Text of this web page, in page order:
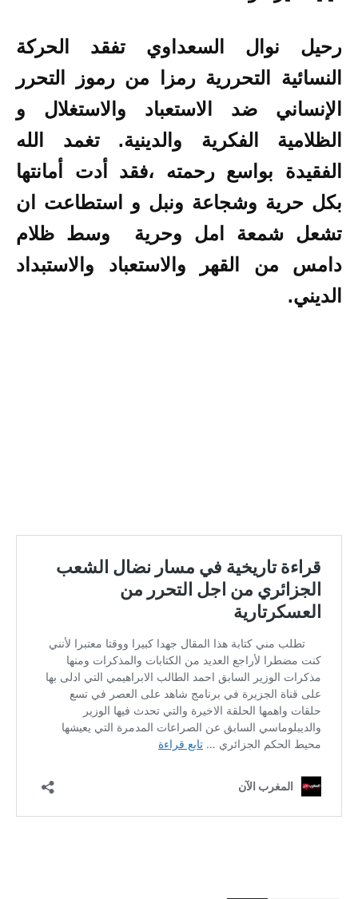
رحيل نوال السعداوي تفقد الحركة
النسائية التحررية رمزا من رموز التحرر
الإنساني ضد الاستعباد والاستغلال و
الظلامية الفكرية والدينية. تغمد الله
الفقيدة بواسع رحمته ،فقد أدت أمانتها
بكل حرية وشجاعة ونبل و استطاعت ان
تشعل شمعة امل وحرية وسط ظلام
دامس من القهر والاستعباد والاستبداد
الديني.